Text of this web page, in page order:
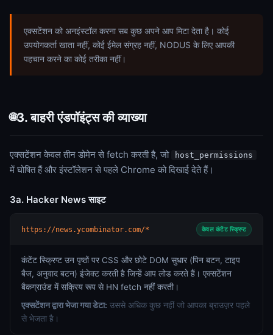
एक्सटेंशन को अनइंस्टॉल करना सब कुछ अपने आप मिटा देता है। कोई
उपयोगकर्ता खाता नहीं, कोई ईमेल संग्रह नहीं, NODUS के लिए आपकी
पहचान करने का कोई तरीका नहीं।
🌐3. बाहरी एंडपॉइंट्स की व्याख्या
एक्सटेंशन केवल तीन डोमेन से fetch करती है, जो host_permissions
में घोषित हैं और इंस्टॉलेशन से पहले Chrome को दिखाई देते हैं।
3a. Hacker News साइट
https://news.ycombinator.com/* केवल कंटेंट स्क्रिप्ट
कंटेंट स्क्रिप्ट उन पृष्ठों पर CSS और छोटे DOM सुधार (पिन बटन, टाइप
बैज, अनुवाद बटन) इंजेक्ट करती है जिन्हें आप लोड करते हैं। एक्सटेंशन
बैकग्राउंड में सक्रिय रूप से HN fetch नहीं करती।
एक्सटेंशन द्वारा भेजा गया डेटा: उससे अधिक कुछ नहीं जो आपका ब्राउज़र पहले
से भेजता है।